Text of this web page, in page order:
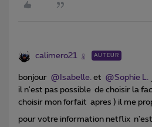
calimero21 AUTEUR
bonjour @Isabelle. et @Sophie L.
il n'est pas possible de choisir la
choisir mon forfait apres ) il me
pour votre information netflix n'est